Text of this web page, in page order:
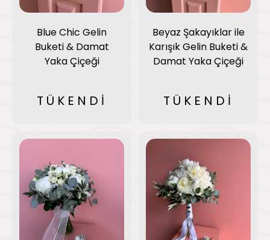
Blue Chic Gelin
Buketi & Damat
Yaka Çiçeği
TÜKENDİ
Beyaz Şakayıklar ile
Karışık Gelin Buketi &
Damat Yaka Çiçeği
TÜKENDİ